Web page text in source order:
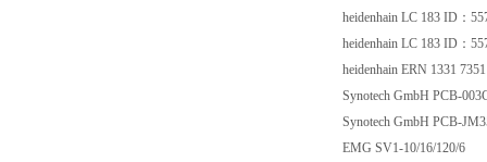
heidenhain LC 183 ID
heidenhain LC 183 ID
heidenhain ERN 1331
Synotech GmbH PCB-
Synotech GmbH
EMG SV1-10/16/